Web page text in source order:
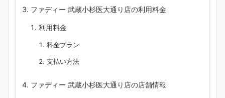
ファディー 武蔵小杉医大通り店の利用料金
利用料金
料金プラン
支払い方法
ファディー 武蔵小杉医大通り店の店舗情報